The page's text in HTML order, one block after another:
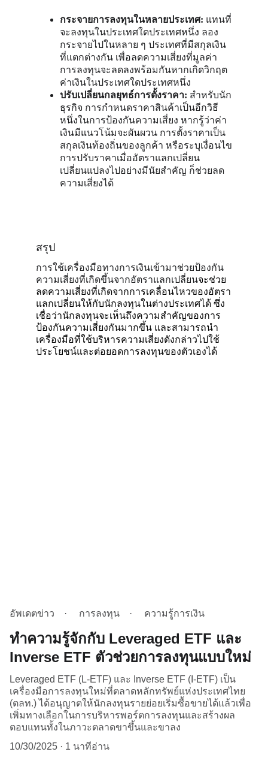
กระจายการลงทุนในหลายประเทศ: แทนที่
จะลงทุนในประเทศใดประเทศหนึ่ง ลอง
กระจายไปในหลาย ๆ ประเทศที่มีสกุลเงิน
ที่แตกต่างกัน เพื่อลดความเสี่ยงที่มูลค่า
การลงทุนจะลดลงพร้อมกันหากเกิดวิกฤต
ค่าเงินในประเทศใดประเทศหนึ่ง
ปรับเปลี่ยนกลยุทธ์การตั้งราคา: สำหรับนัก
ธุรกิจ การกำหนดราคาสินค้าเป็นอีกวิธี
หนึ่งในการป้องกันความเสี่ยง หากรู้ว่าค่า
เงินมีแนวโน้มจะผันผวน การตั้งราคาเป็น
สกุลเงินท้องถิ่นของลูกค้า หรือระบุเงื่อนไข
การปรับราคาเมื่ออัตราแลกเปลี่ยน
เปลี่ยนแปลงไปอย่างมีนัยสำคัญ ก็ช่วยลด
ความเสี่ยงได้
สรุป
การใช้เครื่องมือทางการเงินเข้ามาช่วยป้องกัน
ความเสี่ยงที่เกิดขึ้นจากอัตราแลกเปลี่ยนจะช่วย
ลดความเสี่ยงที่เกิดจากการเคลื่อนไหวของอัตรา
แลกเปลี่ยนให้กับนักลงทุนในต่างประเทศได้ ซึ่ง
เชื่อว่านักลงทุนจะเห็นถึงความสำคัญของการ
ป้องกันความเสี่ยงกันมากขึ้น และสามารถนำ
เครื่องมือที่ใช้บริหารความเสี่ยงดังกล่าวไปใช้
ประโยชน์และต่อยอดการลงทุนของตัวเองได้
อัพเดตข่าว การลงทุน ความรู้การเงิน
ทำความรู้จักกับ Leveraged ETF และ
Inverse ETF ตัวช่วยการลงทุนแบบใหม่
Leveraged ETF (L-ETF) และ Inverse ETF (I-ETF) เป็น
เครื่องมือการลงทุนใหม่ที่ตลาดหลักทรัพย์แห่งประเทศไทย
(ตลท.) ได้อนุญาตให้นักลงทุนรายย่อยเริ่มซื้อขายได้แล้วเพื่อ
เพิ่มทางเลือกในการบริหารพอร์ตการลงทุนและสร้างผล
ตอบแทนทั้งในภาวะตลาดขาขึ้นและขาลง
10/30/2025
1 นาทีอ่าน